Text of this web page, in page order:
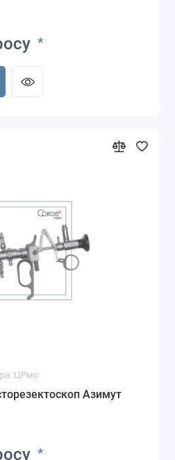
*
ЦРмо
Азимут
*